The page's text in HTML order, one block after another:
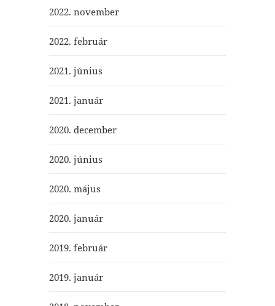
2022. november
2022. február
2021. június
2021. január
2020. december
2020. június
2020. május
2020. január
2019. február
2019. január